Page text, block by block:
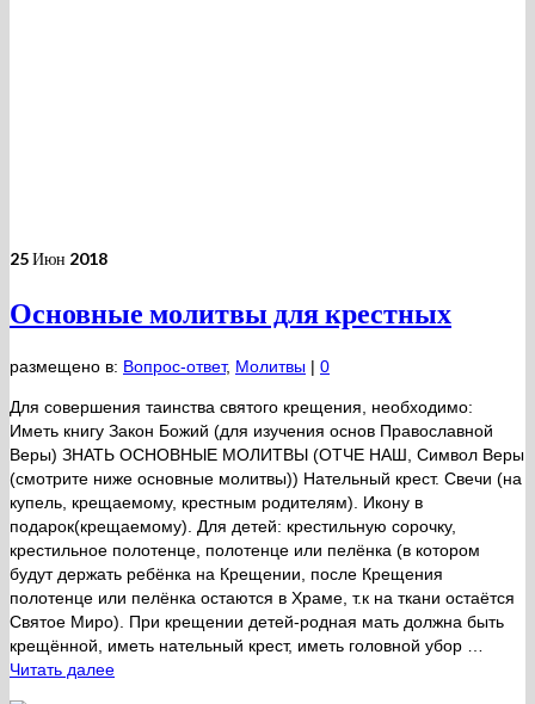
25Июн 2018
Основные молитвы для крестных
размещено в: Вопрос-ответ, Молитвы | 0
Для совершения таинства святого крещения, необходимо:
Иметь книгу Закон Божий (для изучения основ Православной
Веры) ЗНАТЬ ОСНОВНЫЕ МОЛИТВЫ (ОТЧЕ НАШ, Символ Веры
(смотрите ниже основные молитвы)) Нательный крест. Свечи (на
купель, крещаемому, крестным родителям). Икону в
подарок(крещаемому). Для детей: крестильную сорочку,
крестильное полотенце, полотенце или пелёнка (в котором
будут держать ребёнка на Крещении, после Крещения
полотенце или пелёнка остаются в Храме, т.к на ткани остаётся
Святое Миро). При крещении детей-родная мать должна быть
крещённой, иметь нательный крест, иметь головной убор …
Читать далее